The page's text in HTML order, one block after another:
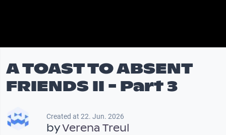
A TOAST TO ABSENT
FRIENDS II - Part 3
Created at 22. Jun. 2026
byVerena Treul